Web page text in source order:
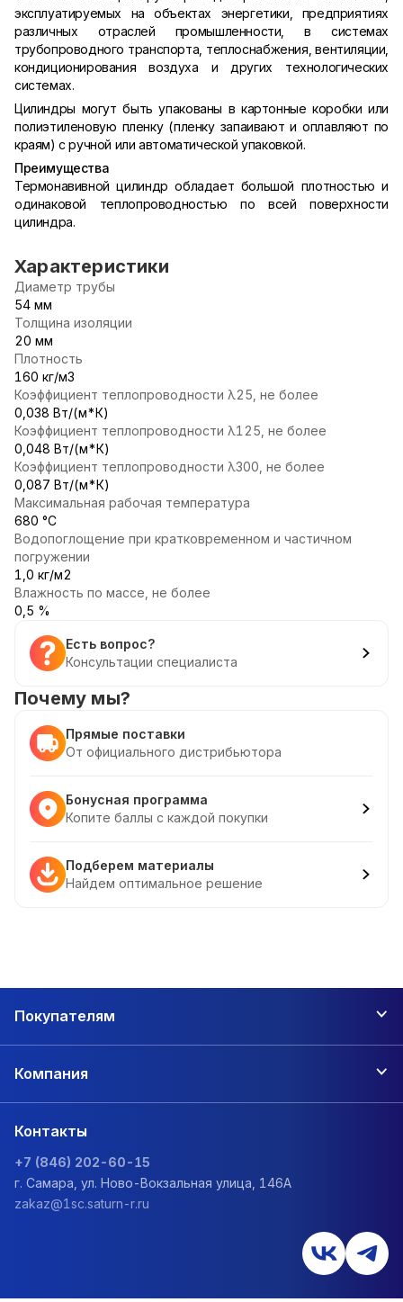
эксплуатируемых на объектах энергетики, предприятиях
различных отраслей промышленности, в системах
трубопроводного транспорта, теплоснабжения, вентиляции,
кондиционирования воздуха и других технологических
системах.
Цилиндры могут быть упакованы в картонные коробки или
полиэтиленовую пленку (пленку запаивают и оплавляют по
краям) с ручной или автоматической упаковкой.
Преимущества
Термонавивной цилиндр обладает большой плотностью и
одинаковой теплопроводностью по всей поверхности
цилиндра.
Характеристики
Диаметр трубы
54 мм
Толщина изоляции
20 мм
Плотность
160 кг/м3
Коэффициент теплопроводности λ25, не более
0,038 Вт/(м*К)
Коэффициент теплопроводности λ125, не более
0,048 Вт/(м*К)
Коэффициент теплопроводности λ300, не более
0,087 Вт/(м*К)
Максимальная рабочая температура
680 °С
Водопоглощение при кратковременном и частичном
погружении
1,0 кг/м2
Влажность по массе, не более
0,5 %
Есть вопрос?
Консультации специалиста
Почему мы?
Прямые поставки
От официального дистрибьютора
Бонусная программа
Копите баллы с каждой покупки
Подберем материалы
Найдем оптимальное решение
Покупателям
Компания
Контакты
+7 (846) 202-60-15
г. Самара, ул. Ново-Вокзальная улица, 146А
zakaz@1sc.saturn-r.ru